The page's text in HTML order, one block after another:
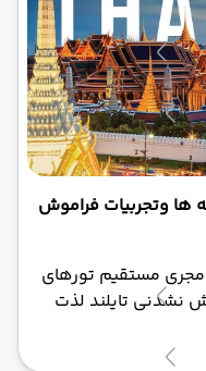
ها وتجربیات فراموش
مجری مستقیم تورهای
نشدنی تایلند لذت